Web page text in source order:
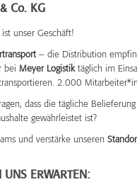
Co. KG
unser Geschäft!
– die Distribution
bei Meyer Logistiktäglich im
2.000
dass die tägliche
gewährleistet ist?
und verstärke unseren
ERWARTEN: